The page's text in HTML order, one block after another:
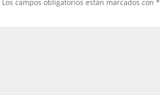
Los campos obligatorios están marcados con*